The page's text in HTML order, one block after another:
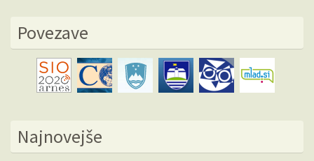
Povezave
Najnovejše